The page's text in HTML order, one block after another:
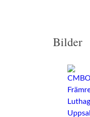
Bilder